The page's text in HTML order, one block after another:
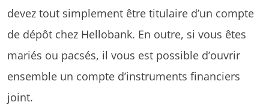
devez tout simplement être titulaire d’un compte
de dépôt chez Hellobank. En outre, si vous êtes
mariés ou pacsés, il vous est possible d’ouvrir
ensemble un compte d’instruments financiers
joint.